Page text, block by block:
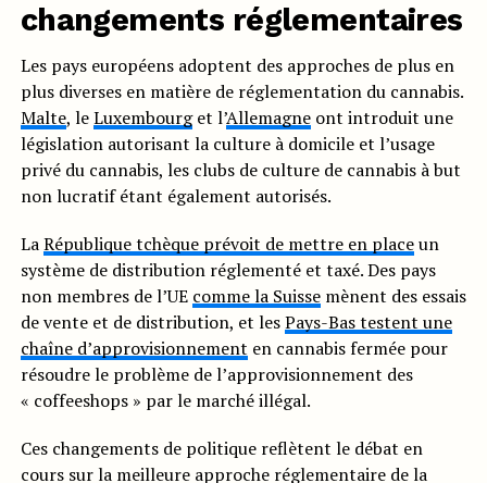
changements réglementaires
Les pays européens adoptent des approches de plus en
plus diverses en matière de réglementation du cannabis.
Malte, leLuxembourget l’Allemagneont introduit une
législation autorisant la culture à domicile et l’usage
privé du cannabis, les clubs de culture de cannabis à but
non lucratif étant également autorisés.
LaRépublique tchèque prévoit de mettre en placeun
système de distribution réglementé et taxé. Des pays
non membres de l’UE comme la Suissemènent des essais
de vente et de distribution, et lesPays-Bas testent une
chaîne d’approvisionnement en cannabis fermée pour
résoudre le problème de l’approvisionnement des
« coffeeshops » par le marché illégal.
Ces changements de politique reflètent le débat en
cours sur la meilleure approche réglementaire de la